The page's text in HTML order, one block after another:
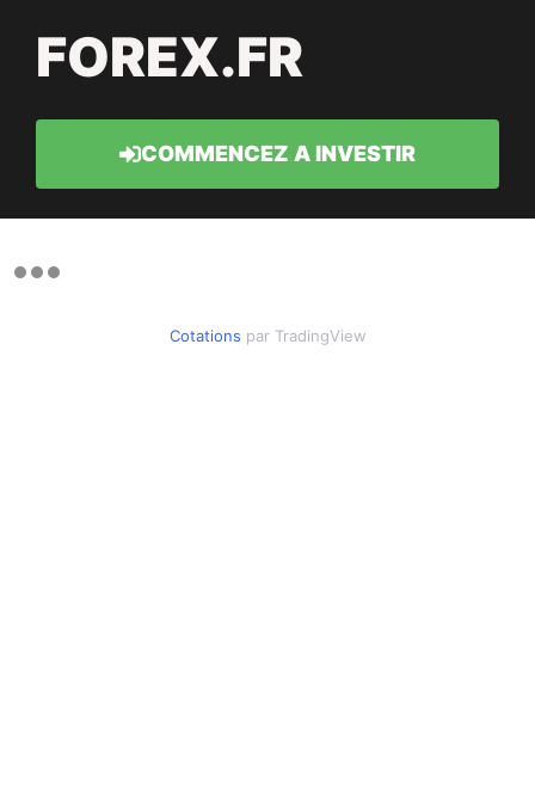
FOREX.FR
COMMENCEZ A INVESTIR
Cotations par TradingView